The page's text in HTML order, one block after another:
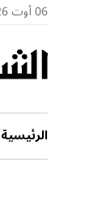
06 أوت 2026م, الموافق ل 21 صفر 1448هـ
الرئيسية